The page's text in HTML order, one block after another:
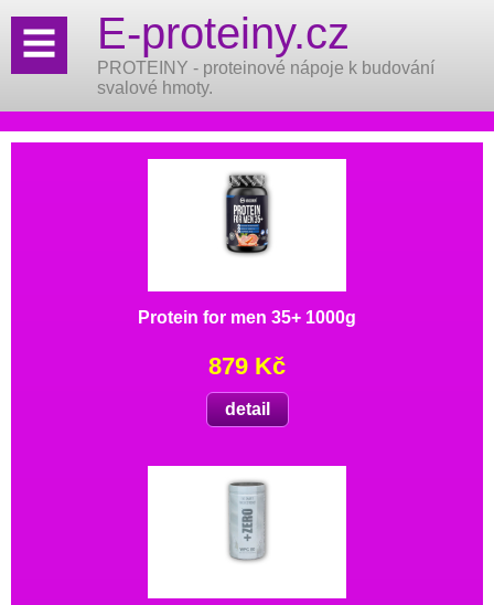
Protein for men 35+ 1000g
879 Kč
detail
E-proteiny.cz
PROTEINY - proteinové nápoje k budování
svalové hmoty.